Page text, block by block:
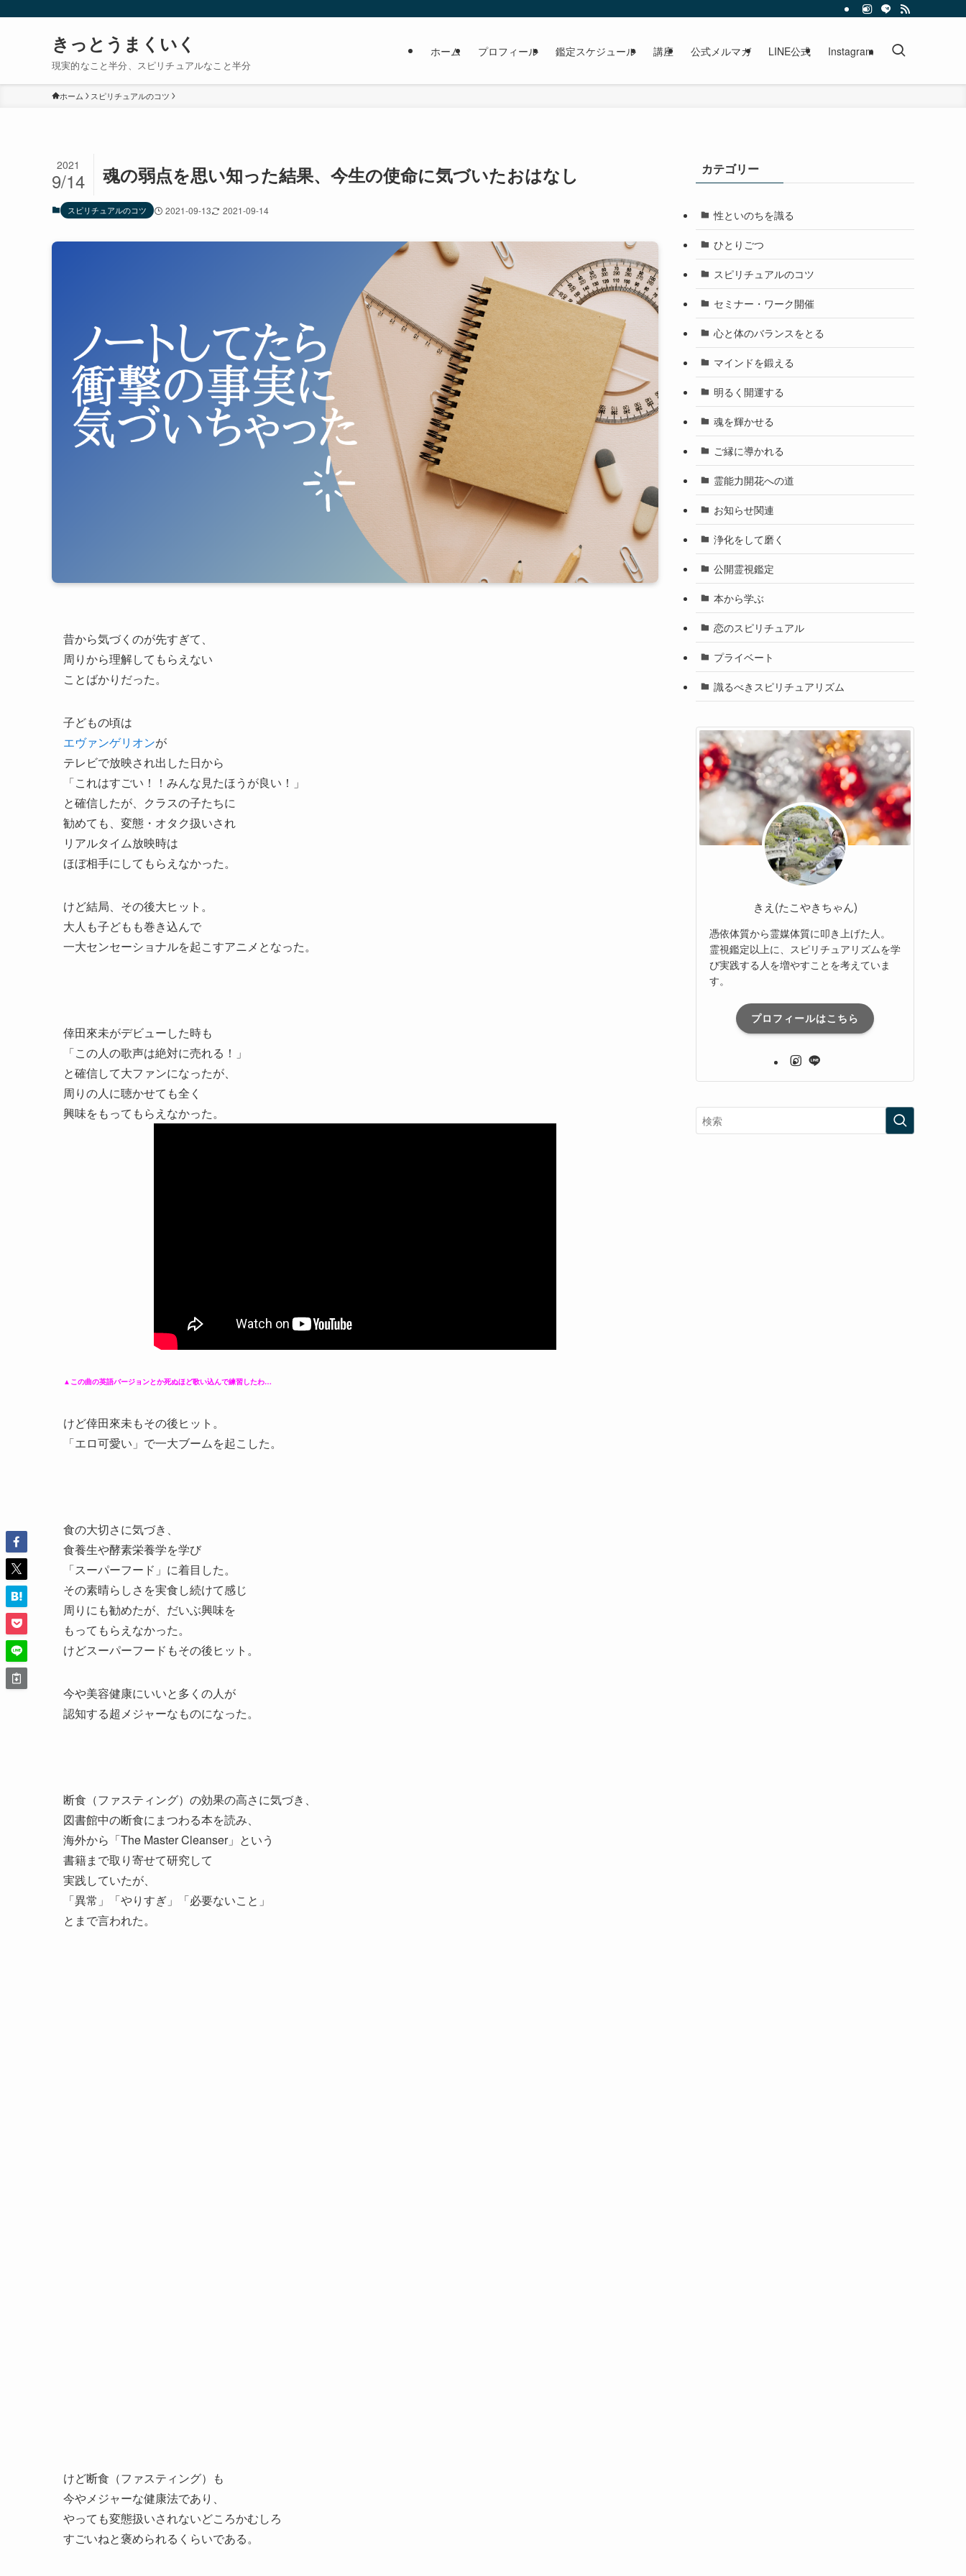
きっとうまくいく
現実的なこと半分、スピリチュアルなこと半分
ホーム プロフィール 鑑定スケジュール 講座 公式メルマガ LINE公式 Instagram
ホーム スピリチュアルのコツ
魂の弱点を思い知った結果、今生の使命に気づいたおはなし
2021
9/14
スピリチュアルのコツ 2021-09-13 2021-09-14
昔から気づくのが先すぎて、
周りから理解してもらえない
ことばかりだった。
子どもの頃は
エヴァンゲリオンが
テレビで放映され出した日から
「これはすごい！！みんな見たほうが良い！」
と確信したが、クラスの子たちに
勧めても、変態・オタク扱いされ
リアルタイム放映時は
ほぼ相手にしてもらえなかった。
けど結局、その後大ヒット。
大人も子どもも巻き込んで
一大センセーショナルを起こすアニメとなった。
倖田來未がデビューした時も
「この人の歌声は絶対に売れる！」
と確信して大ファンになったが、
周りの人に聴かせても全く
興味をもってもらえなかった。
▲この曲の英語バージョンとか死ぬほど歌い込んで練習したわ…
けど倖田來未もその後ヒット。
「エロ可愛い」で一大ブームを起こした。
食の大切さに気づき、
食養生や酵素栄養学を学び
「スーパーフード」に着目した。
その素晴らしさを実食し続けて感じ
周りにも勧めたが、だいぶ興味を
もってもらえなかった。
けどスーパーフードもその後ヒット。
今や美容健康にいいと多くの人が
認知する超メジャーなものになった。
断食（ファスティング）の効果の高さに気づき、
図書館中の断食にまつわる本を読み、
海外から「The Master Cleanser」という
書籍まで取り寄せて研究して
実践していたが、
「異常」「やりすぎ」「必要ないこと」
とまで言われた。
けど断食（ファスティング）も
今やメジャーな健康法であり、
やっても変態扱いされないどころかむしろ
すごいねと褒められるくらいである。
カテゴリー
性といのちを識る
ひとりごつ
スピリチュアルのコツ
セミナー・ワーク開催
心と体のバランスをとる
マインドを鍛える
明るく開運する
魂を輝かせる
ご縁に導かれる
霊能力開花への道
お知らせ関連
浄化をして磨く
公開霊視鑑定
本から学ぶ
恋のスピリチュアル
プライベート
識るべきスピリチュアリズム
きえ(たこやきちゃん)
憑依体質から霊媒体質に叩き上げた人。
霊視鑑定以上に、スピリチュアリズムを学
び実践する人を増やすことを考えていま
す。
プロフィールはこちら